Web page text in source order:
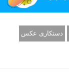
دستکاری عکس